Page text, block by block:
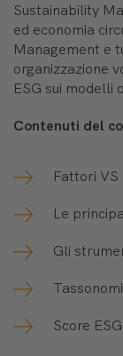
Sustainability
ed economia
Management e
organizzazione
ESG sui modelli
Contenuti del
Fattori VS
Le
Gli
Score ESG